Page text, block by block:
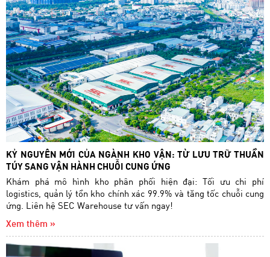
KỶ NGUYÊN MỚI CỦA NGÀNH KHO VẬN: TỪ LƯU TRỮ THUẦN
TÚY SANG VẬN HÀNH CHUỖI CUNG ỨNG
Khám phá mô hình kho phân phối hiện đại: Tối ưu chi phí
logistics, quản lý tồn kho chính xác 99.9% và tăng tốc chuỗi cung
ứng. Liên hệ SEC Warehouse tư vấn ngay!
Xem thêm »